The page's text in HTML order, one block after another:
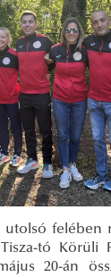
utolsó felében
tó Körüli
20-án